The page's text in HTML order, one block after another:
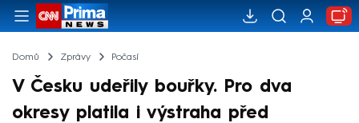
Domů Zprávy Počasí
V Česku udeřily bouřky. Pro dva
okresy platila i výstraha před